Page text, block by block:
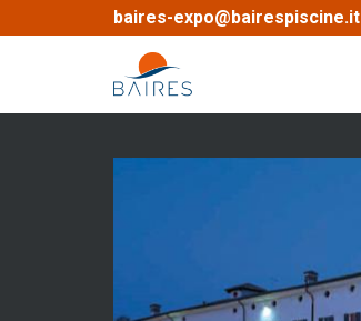
baires-expo@bairespiscine.it